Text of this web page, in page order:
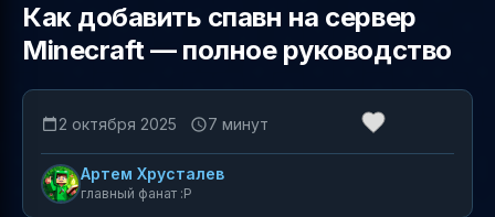
Как добавить спавн на сервер
Minecraft — полное руководство
2 октября 2025 7 минут
Артем Хрусталев
главный фанат :P